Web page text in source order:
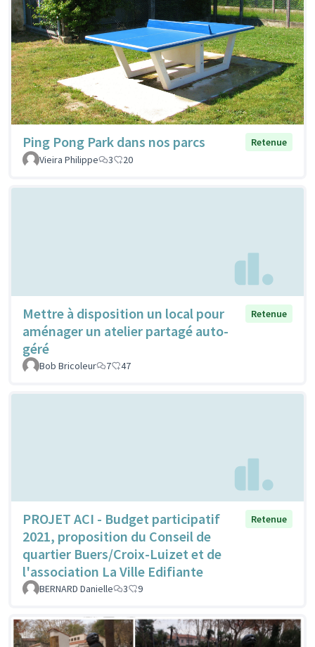
Ping Pong Park dans nos parcs
Retenue
Vieira Philippe
3 20
Mettre à disposition un local pour
aménager un atelier partagé auto-
géré
Retenue
Bob Bricoleur 7 47
PROJET ACI - Budget participatif
2021, proposition du Conseil de
quartier Buers/Croix-Luizet et de
l'association La Ville Edifiante
Retenue
BERNARD Danielle 3 9